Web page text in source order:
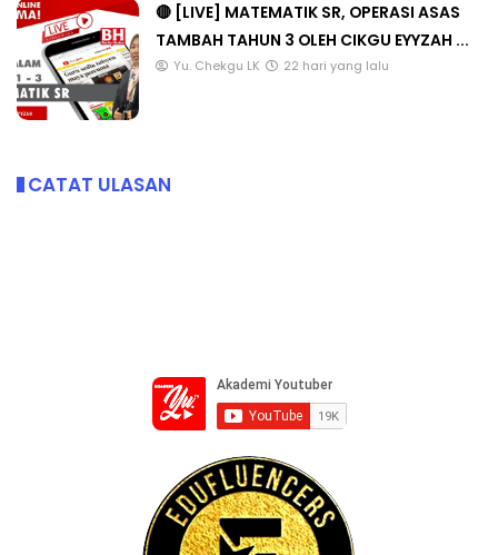
🔴 [LIVE] MATEMATIK SR, OPERASI ASAS
TAMBAH TAHUN 3 OLEH CIKGU EYYZAH ...
Yu. Chekgu LK 22 hari yang lalu
CATAT ULASAN